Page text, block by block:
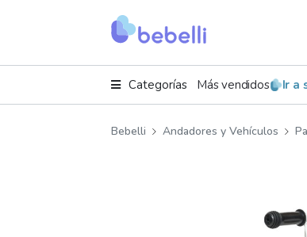
Categorías Más vendidos Ir a
Bebelli Andadores y Vehículos